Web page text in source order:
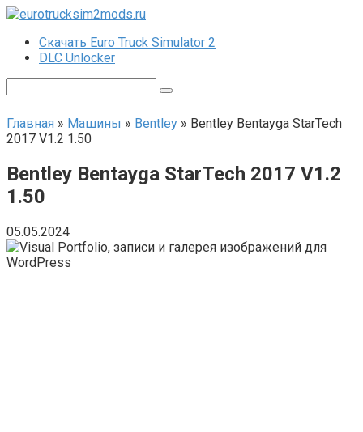
Перейти
контентуСкачать Euro Truck Simulator 2
DLC Unlocker
Главная » Машины » Bentley » Bentley Bentayga StarTech
2017 V1.2 1.50
Bentley Bentayga StarTech 2017 V1.2
1.50
05.05.2024